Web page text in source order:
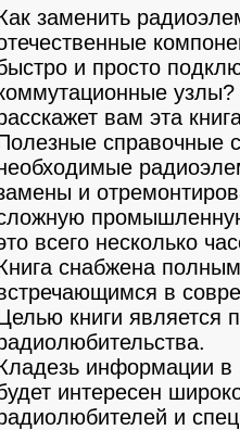
заменить
и просто
вам эта
справочные
и
всего несколько
снабжена
в
книги является
информации в
интересен
и